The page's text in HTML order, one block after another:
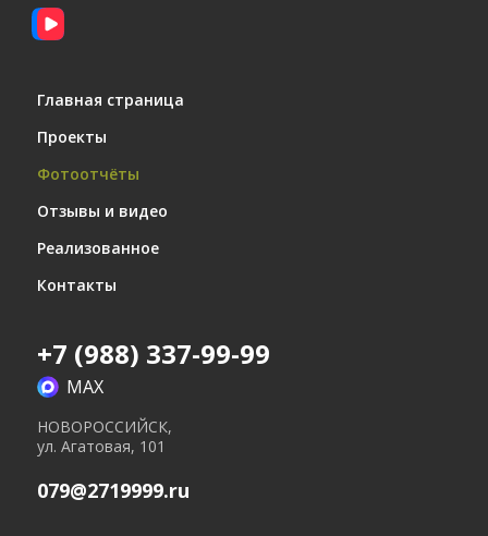
18.03.2015
05.03.2015
Завершено устройство кровли пристройки
+7 (988) 337-99-99
MAX
НОВОРОССИЙСК,
ул. Агатовая, 101
079@2719999.ru
Главная страница
Проекты
Фотоотчёты
Отзывы и видео
Реализованное
Контакты